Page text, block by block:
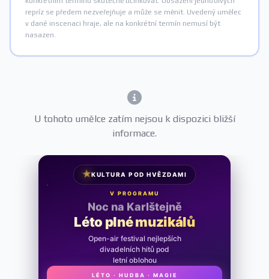
repríz se předem nezveřejňuje a může se měnit. Uvedený umělec
v dané inscenaci hraje, ale na konkrétní termín nemusí být
nasazen.
U tohoto umělce zatím nejsou k dispozici bližší
informace.
★KULTURA POD HVĚZDAMI
V PROGRAMU
Noc na Karlštejně
Léto plné muzikálů
Open-air festival nejlepších
divadelních hitů pod
letní oblohou
LÉTO · HUDBA · MAGIE